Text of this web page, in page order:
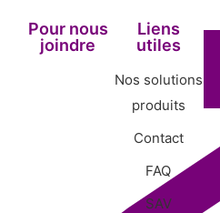
Pour nous
joindre
Liens
utiles
Nos solutions
produits
Contact
FAQ
SAV